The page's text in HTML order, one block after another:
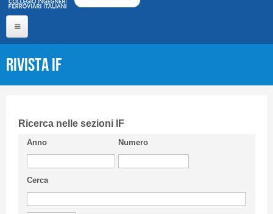
CIFI in breve
Linee Guida
Privacy Policy
Rivista IF
Ricerca nelle sezioni IF
Anno Numero
Cerca